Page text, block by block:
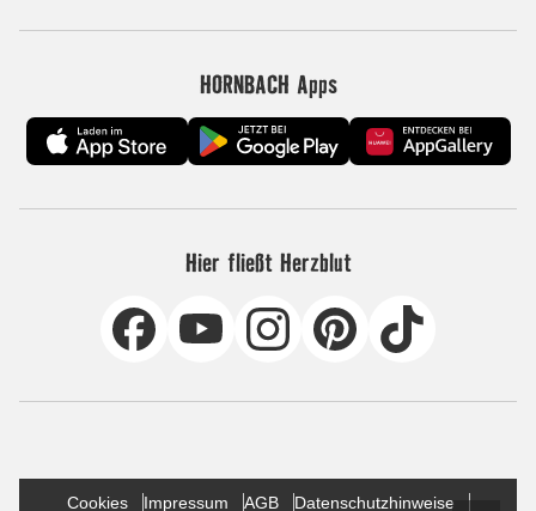
HORNBACH Apps
Hier fließt Herzblut
Cookies Impressum AGB Datenschutzhinweise